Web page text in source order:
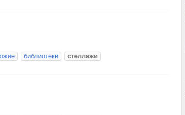
библиотеки стеллажи